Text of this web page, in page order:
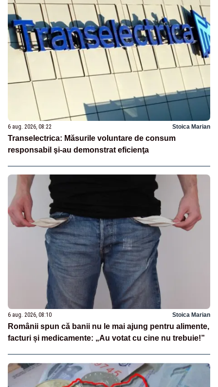
6 aug. 2026, 08:22 Stoica Marian
Transelectrica: Măsurile voluntare de consum
responsabil şi-au demonstrat eficienţa
6 aug. 2026, 08:10 Stoica Marian
Românii spun că banii nu le mai ajung pentru alimente,
facturi și medicamente: „Au votat cu cine nu trebuie!”